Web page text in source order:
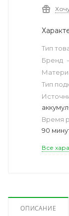
Тип
Бренд
Тип
Время
90
Все
ОПИСАНИЕ